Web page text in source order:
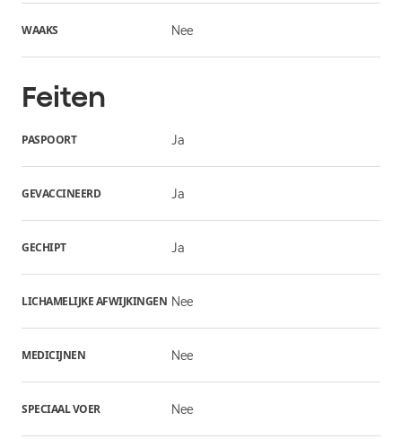
WAAKS Nee
Feiten
PASPOORT Ja
GEVACCINEERD Ja
GECHIPT Ja
LICHAMELIJKE AFWIJKINGEN Nee
MEDICIJNEN Nee
SPECIAAL VOER Nee